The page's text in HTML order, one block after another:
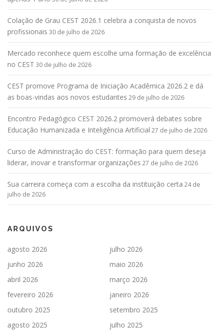
Colação de Grau CEST 2026.1 celebra a conquista de novos
profissionais 30 de julho de 2026
Mercado reconhece quem escolhe uma formação de excelência
no CEST 30 de julho de 2026
CEST promove Programa de Iniciação Acadêmica 2026.2 e dá
as boas-vindas aos novos estudantes 29 de julho de 2026
Encontro Pedagógico CEST 2026.2 promoverá debates sobre
Educação Humanizada e Inteligência Artificial 27 de julho de 2026
Curso de Administração do CEST: formação para quem deseja
liderar, inovar e transformar organizações 27 de julho de 2026
Sua carreira começa com a escolha da instituição certa 24 de
julho de 2026
ARQUIVOS
agosto 2026
julho 2026
junho 2026
maio 2026
abril 2026
março 2026
fevereiro 2026
janeiro 2026
outubro 2025
setembro 2025
agosto 2025
julho 2025